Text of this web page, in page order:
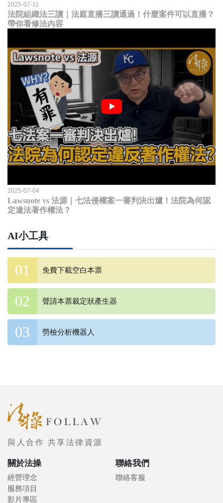
2025-07-11
法院組織法三讀｜法庭直播三讀通過！什麼案件可以直播？
帶你看修法內容
2025-07-04
Lawsnote vs 法源｜七法侵權案一審判決出爐！法院為何認
定違法著作權法？
AI小工具
免費下載空白本票
聲請本票裁定狀產生器
勞檢分析機器人
與人合作 共享法律資源
關於法操
經營理念
服務項目
影片專區
聯絡我們
聯絡客服